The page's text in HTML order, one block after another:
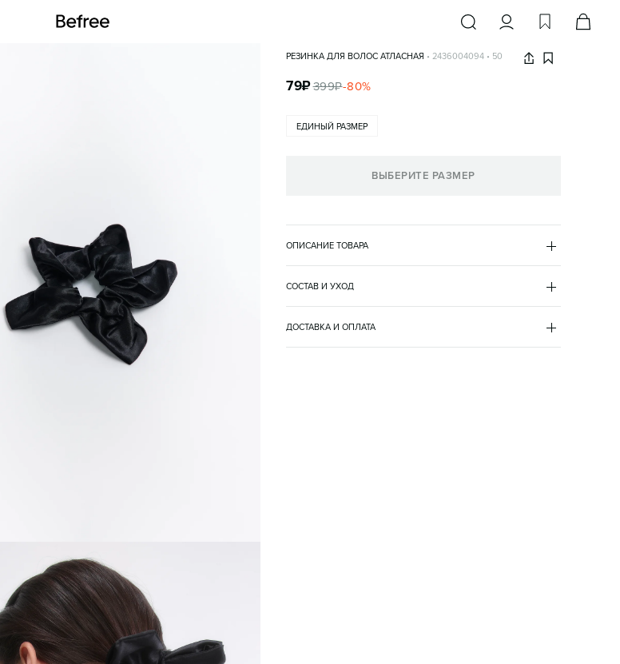
РЕЗИНКА ДЛЯ ВОЛОС АТЛАСНАЯ • 2436004094 • 50
79₽399₽-80%
ВЫБЕРИТЕ РАЗМЕР
ЕДИНЫЙ РАЗМЕР
ОПИСАНИЕ ТОВАРА
ЧЕРНЫЙ • 50
- Женская резинка для волос атласная в виде цветка
трендом, чтобы потом стать бессмертной классикой.
Удобная и практичная атласная резинка подойдет к
СОСТАВ И УХОД
ДОСТАВКА И ОПЛАТА